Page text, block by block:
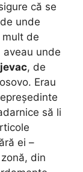
că se
unde
mult de
aveau unde
, de
Erau
să li
ei –
din